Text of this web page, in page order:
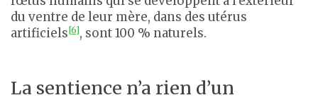
du ventre de leur mère, dans des utérus
artificiels[6], sont 100 % naturels.
La sentience n’a rien d’un